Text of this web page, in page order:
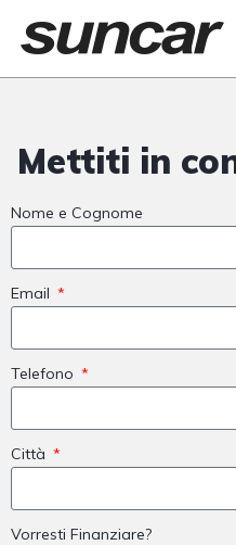
Mettiti in
Nome e Cognome
Email
Telefono
Città
Vorresti Finanziare?